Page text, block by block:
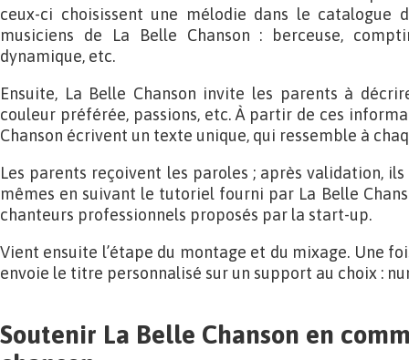
ceux-ci choisissent une mélodie dans le catalogue
musiciens de La Belle Chanson : berceuse,
dynamique, etc.
Ensuite, La Belle Chanson invite les parents à
couleur préférée, passions, etc. À partir de ces
Chanson écrivent un texte unique, qui ressemble à
Les parents reçoivent les paroles ; après validation,
mêmes en suivant le tutoriel fourni par La Belle
chanteurs professionnels proposés par la start-up.
Vient ensuite l’étape du montage et du mixage. Une
envoie le titre personnalisé sur un support au choix :
Soutenir La Belle Chanson en